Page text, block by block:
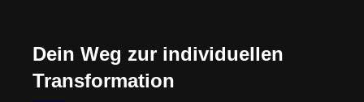
Dein Weg zur individuellen
Transformation